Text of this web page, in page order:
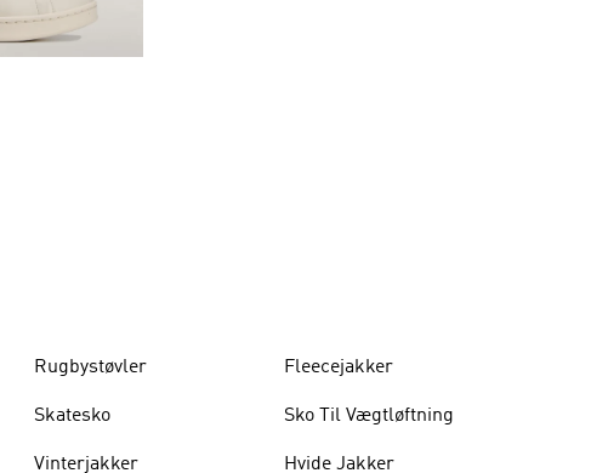
Rugbystøvler
Skatesko
Vinterjakker
Fleecejakker
Sko Til Vægtløftning
Hvide Jakker